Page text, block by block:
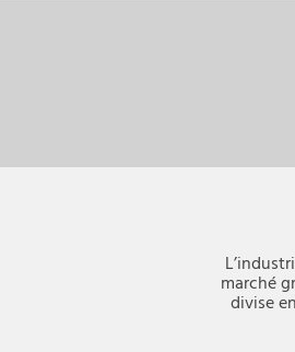
marché
divise